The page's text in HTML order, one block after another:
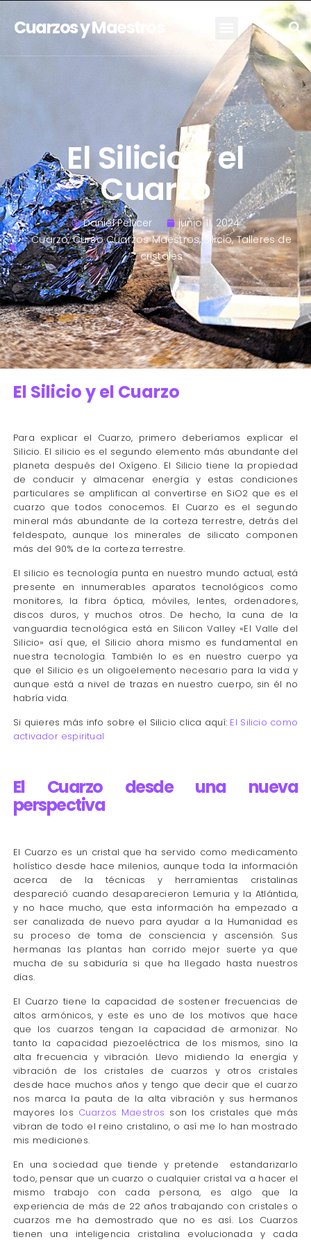
Cuarzos y Maestros
El Silicio y el
Cuarzo
Daniel Pellicer
junio 11, 2024
Cuarzo,Curso Cuarzos Maestros,Silicio,Talleres de
cristales
El Silicio y el Cuarzo
Para explicar el Cuarzo, primero deberíamos explicar el
Silicio. El silicio es el segundo elemento más abundante del
planeta después del Oxígeno. El Silicio tiene la propiedad
de conducir y almacenar energía y estas condiciones
particulares se amplifican al convertirse en SiO2 que es el
cuarzo que todos conocemos. El Cuarzo es el segundo
mineral más abundante de la corteza terrestre, detrás del
feldespato, aunque los minerales de silicato componen
más del 90% de la corteza terrestre.
El silicio es tecnología punta en nuestro mundo actual, está
presente en innumerables aparatos tecnológicos como
monitores, la fibra óptica, móviles, lentes, ordenadores,
discos duros, y muchos otros. De hecho, la cuna de la
vanguardia tecnológica está en Silicon Valley «El Valle del
Silicio» así que, el Silicio ahora mismo es fundamental en
nuestra tecnología. También lo es en nuestro cuerpo ya
que el Silicio es un oligoelemento necesario para la vida y
aunque está a nivel de trazas en nuestro cuerpo, sin él no
habría vida.
Si quieres más info sobre el Silicio clica aquí: El Silicio como
activador espiritual
El Cuarzo desde una nueva
perspectiva
El Cuarzo es un cristal que ha servido como medicamento
holístico desde hace milenios, aunque toda la información
acerca de la técnicas y herramientas cristalinas
despareció cuando desaparecieron Lemuria y la Atlántida,
y no hace mucho, que esta información ha empezado a
ser canalizada de nuevo para ayudar a la Humanidad es
su proceso de toma de consciencia y ascensión. Sus
hermanas las plantas han corrido mejor suerte ya que
mucha de su sabiduría si que ha llegado hasta nuestros
días.
El Cuarzo tiene la capacidad de sostener frecuencias de
altos armónicos, y este es uno de los motivos que hace
que los cuarzos tengan la capacidad de armonizar. No
tanto la capacidad piezoeléctrica de los mismos, sino la
alta frecuencia y vibración. Llevo midiendo la energía y
vibración de los cristales de cuarzos y otros cristales
desde hace muchos años y tengo que decir que el cuarzo
nos marca la pauta de la alta vibración y sus hermanos
mayores los Cuarzos Maestros son los cristales que más
vibran de todo el reino cristalino, o así me lo han mostrado
mis mediciones.
En una sociedad que tiende y pretende estandarizarlo
todo, pensar que un cuarzo o cualquier cristal va a hacer el
mismo trabajo con cada persona, es algo que la
experiencia de más de 22 años trabajando con cristales o
cuarzos me ha demostrado que no es así. Los Cuarzos
tienen una inteligencia cristalina evolucionada y cada